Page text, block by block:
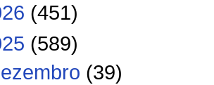
(451)
(589)
(39)